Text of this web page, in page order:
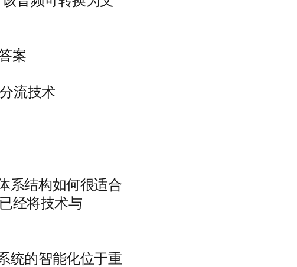
案
流技术
系结构如何很适合
经将技术与
统的智能化位于重